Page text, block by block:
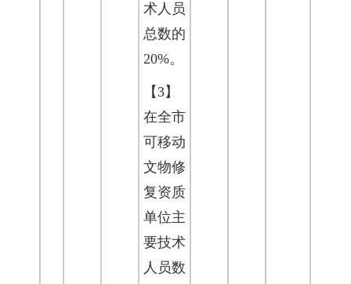
术人员
总数的
20%。
【3】
在全市
可移动
文物修
复资质
单位主
要技术
人员数